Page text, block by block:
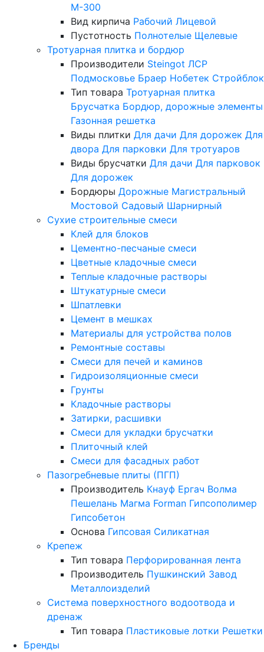
М-300
Вид кирпича Рабочий Лицевой
Пустотность Полнотелые Щелевые
Тротуарная плитка и бордюр
Производители Steingot ЛСР
Подмосковье Браер Нобетек Стройблок
Тип товара Тротуарная плитка
Брусчатка Бордюр, дорожные элементы
Газонная решетка
Виды плитки Для дачи Для дорожек Для
двора Для парковки Для тротуаров
Виды брусчатки Для дачи Для парковок
Для дорожек
Бордюры Дорожные Магистральный
Мостовой Садовый Шарнирный
Сухие строительные смеси
Клей для блоков
Цементно-песчаные смеси
Цветные кладочные смеси
Теплые кладочные растворы
Штукатурные смеси
Шпатлевки
Цемент в мешках
Материалы для устройства полов
Ремонтные составы
Смеси для печей и каминов
Гидроизоляционные смеси
Грунты
Кладочные растворы
Затирки, расшивки
Смеси для укладки брусчатки
Плиточный клей
Смеси для фасадных работ
Пазогребневые плиты (ПГП)
Производитель Кнауф Ергач Волма
Пешелань Магма Forman Гипсополимер
Гипсобетон
Основа Гипсовая Силикатная
Крепеж
Тип товара Перфорированная лента
Производитель Пушкинский Завод
Металлоизделий
Система поверхностного водоотвода и
дренаж
Тип товара Пластиковые лотки Решетки
Бренды